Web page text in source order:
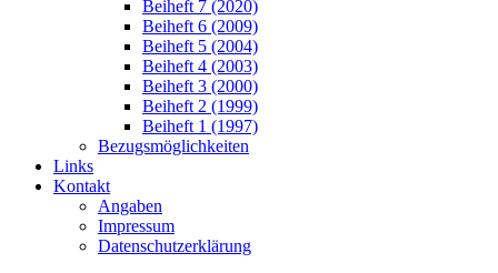
Beiheft 7 (2020)
Beiheft 6 (2009)
Beiheft 5 (2004)
Beiheft 4 (2003)
Beiheft 3 (2000)
Beiheft 2 (1999)
Beiheft 1 (1997)
Bezugsmöglichkeiten
Links
Kontakt
Angaben
Impressum
Datenschutzerklärung